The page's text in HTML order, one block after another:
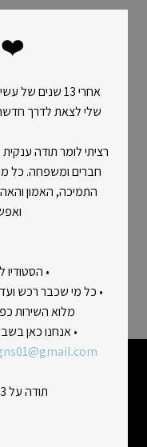
יודעים במה
המושלם עבורכם!
מה חשוב לדעת?
השובר הוא דיגיטלי
צרו איתנו קשר.
❤️
אחרי 13 שנים
שלי לצאת לדרך
רציתי לומר תודה
חברים ומשפחה. כל
התמיכה, האמון
•
• כל מי שכבר רכש
מלוא השירות
• אנחנו כאן
תודה על 13 שנים של קסם משותף.